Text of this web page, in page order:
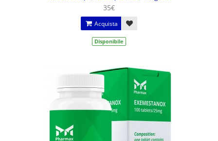
35€
Acquista
Disponibile